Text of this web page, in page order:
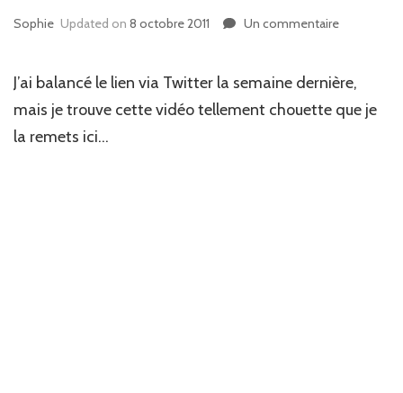
Sophie Updated on 8 octobre 2011 Un commentaire
sont
au
J’ai balancé le lien via Twitter la semaine dernière,
mais je trouve cette vidéo tellement chouette que je
la remets ici…